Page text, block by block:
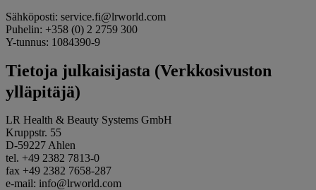
Sähköposti: service.fi@lrworld.com
Puhelin: +358 (0) 2 2759 300
Y-tunnus: 1084390-9
Tietoja julkaisijasta (Verkkosivuston
ylläpitäjä)
LR Health & Beauty Systems GmbH
Kruppstr. 55
D-59227 Ahlen
tel. +49 2382 7813-0
fax +49 2382 7658-287
e-mail: info@lrworld.com